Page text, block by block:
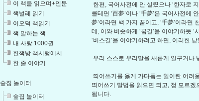
이 책을 읽으며+인문
책벌레 읽기
이오덕 책읽기
책 말하는 책
내 사랑 1000권
헌책방 책시렁에서
한 줄 이야기
숲집 놀이터
숲집 놀이터
한편, 국어사전에 안 실렸으나 ‘한자로
를테면 ‘百夢’이나 ‘千夢’은 국어사전에
夢’이라면 백 가지 꿈이고, ‘千夢’이라
데, 이와 비슷하게 ‘꿈길’을 이야기하듯 ‘
‘버스길’을 이야기하려고 하면, 이러한
우리 스스로 우리말을 새롭게 일구거나
띄어쓰기를 옳게 가다듬는 일이란 어려
띄어쓰기 말법을 읽으면 되고, 정 모르겠
됩니다.